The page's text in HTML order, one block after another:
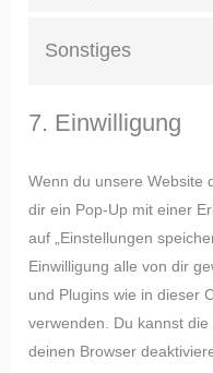
Sonstiges
7. Einwilligung
Wenn du unsere Website
dir ein Pop-Up mit einer
auf „Einstellungen
Einwilligung alle von dir
und Plugins wie in dieser
verwenden. Du kannst
deinen Browser